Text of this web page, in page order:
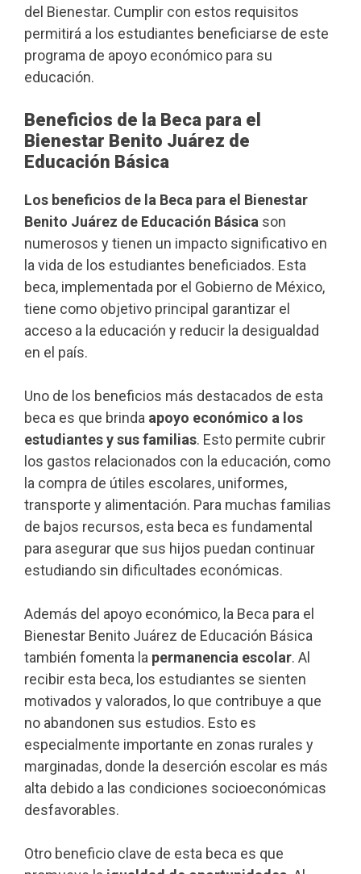
del Bienestar. Cumplir con estos requisitos
permitirá a los estudiantes beneficiarse de este
programa de apoyo económico para su
educación.
Beneficios de la Beca para el
Bienestar Benito Juárez de
Educación Básica
Los beneficios de la Beca para el Bienestar
Benito Juárez de Educación Básica son
numerosos y tienen un impacto significativo en
la vida de los estudiantes beneficiados. Esta
beca, implementada por el Gobierno de México,
tiene como objetivo principal garantizar el
acceso a la educación y reducir la desigualdad
en el país.
Uno de los beneficios más destacados de esta
beca es que brinda apoyo económico a los
estudiantes y sus familias. Esto permite cubrir
los gastos relacionados con la educación, como
la compra de útiles escolares, uniformes,
transporte y alimentación. Para muchas familias
de bajos recursos, esta beca es fundamental
para asegurar que sus hijos puedan continuar
estudiando sin dificultades económicas.
Además del apoyo económico, la Beca para el
Bienestar Benito Juárez de Educación Básica
también fomenta la permanencia escolar. Al
recibir esta beca, los estudiantes se sienten
motivados y valorados, lo que contribuye a que
no abandonen sus estudios. Esto es
especialmente importante en zonas rurales y
marginadas, donde la deserción escolar es más
alta debido a las condiciones socioeconómicas
desfavorables.
Otro beneficio clave de esta beca es que